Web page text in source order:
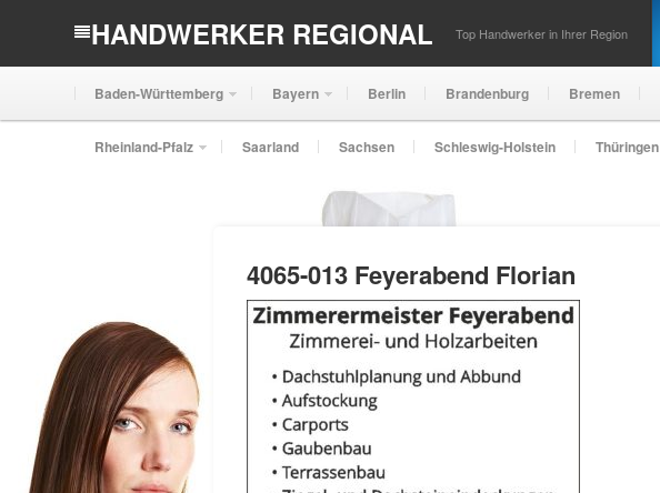
HANDWERKER REGIONAL Top Handwerker in Ihrer Region
Baden-Württemberg Bayern Berlin Brandenburg Bremen
Rheinland-Pfalz Saarland Sachsen Schleswig-Holstein Thüringen
4065-013 Feyerabend Florian